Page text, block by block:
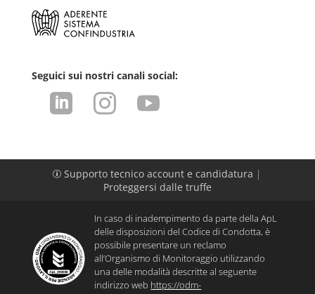
Seguici sui nostri canali social:
  
p Supporto tecnico account e candidatura |
Proteggersi dalle truffe
In caso di inadempimento da parte della ApL
delle disposizioni del Codice di Condotta, è
possibile presentare un reclamo
all’Organismo di Monitoraggio utilizzando
una delle modalità descritte al seguente
indirizzo web https://odm-